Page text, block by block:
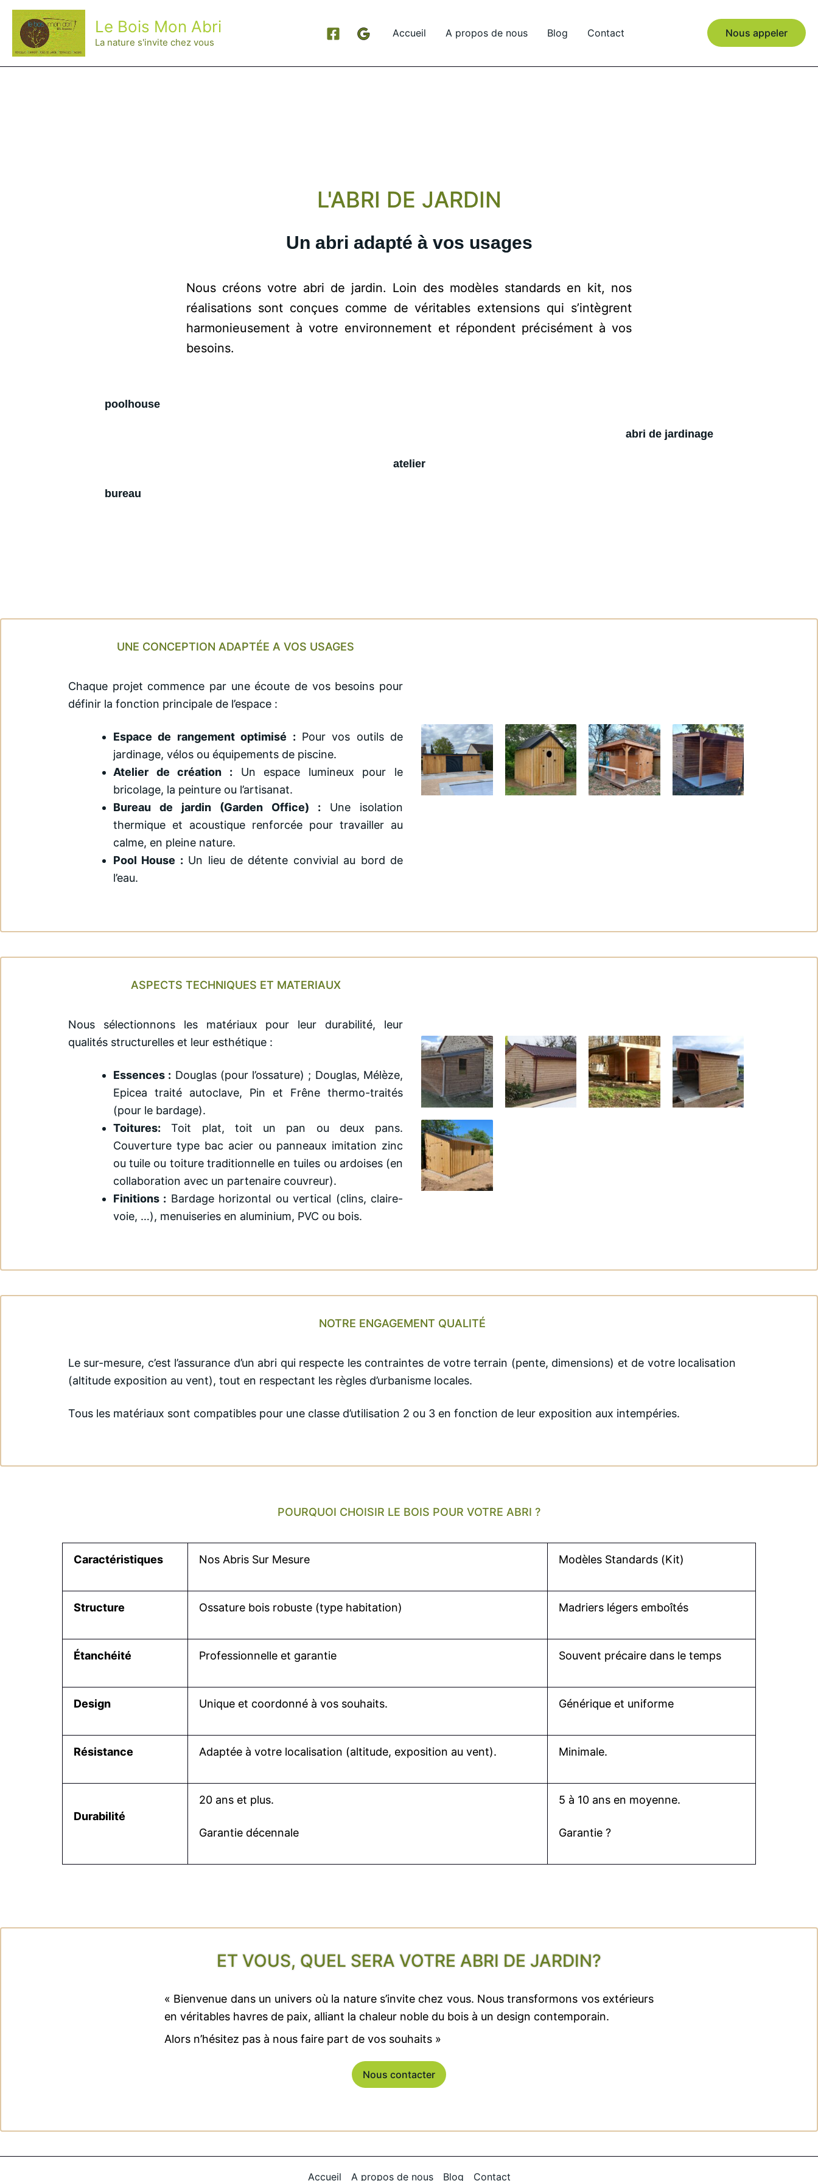
Aller
contenu
Le Bois Mon Abri
La nature s'invite chez vous
Accueil A propos de nous Blog Contact Nous appeler
L'ABRI DE JARDIN
Un abri adapté à vos usages
Nous créons votre abri de jardin. Loin des modèles standards en kit, nos
réalisations sont conçues comme de véritables extensions qui s’intègrent
harmonieusement à votre environnement et répondent précisément à vos
besoins.
poolhouse
abri de jardinage
atelier
bureau
UNE CONCEPTION ADAPTÉE A VOS USAGES
Chaque projet commence par une écoute de vos besoins pour
définir la fonction principale de l’espace :
Espace de rangement optimisé :Pour vos outils de
jardinage, vélos ou équipements de piscine.
Atelier de création :Un espace lumineux pour le
bricolage, la peinture ou l’artisanat.
Bureau de jardin (Garden Office) : Une isolation
thermique et acoustique renforcée pour travailler au
calme, en pleine nature.
Pool House :Un lieu de détente convivial au bord de
l’eau.
ASPECTS TECHNIQUES ET MATERIAUX
Nous sélectionnons les matériaux pour leur durabilité, leur
qualités structurelles et leur esthétique :
Essences : Douglas (pour l’ossature) ; Douglas, Mélèze,
Epicea traité autoclave, Pin et Frêne thermo-traités
(pour le bardage).
Toitures: Toit plat, toit un pan ou deux pans.
Couverture type bac acier ou panneaux imitation zinc
ou tuile ou toiture traditionnelle en tuiles ou ardoises (en
collaboration avec un partenaire couvreur).
Finitions : Bardage horizontal ou vertical (clins, claire-
voie, …), menuiseries en aluminium, PVC ou bois.
NOTRE ENGAGEMENT QUALITÉ
Le sur-mesure, c’est l’assurance d’un abri qui respecte les contraintes de votre terrain (pente, dimensions) et de votre localisation
(altitude exposition au vent), tout en respectant les règles d’urbanisme locales.
Tous les matériaux sont compatibles pour une classe d’utilisation 2 ou 3 en fonction de leur exposition aux intempéries.
POURQUOI CHOISIR LE BOIS POUR VOTRE ABRI ?
Caractéristiques Nos Abris Sur Mesure Modèles Standards (Kit)
Structure Ossature bois robuste (type habitation) Madriers légers emboîtés
Étanchéité Professionnelle et garantie Souvent précaire dans le temps
Design Unique et coordonné à vos souhaits. Générique et uniforme
Résistance Adaptée à votre localisation (altitude, exposition au vent). Minimale.
Durabilité
20 ans et plus.
Garantie décennale
5 à 10 ans en moyenne.
Garantie ?
ET VOUS, QUEL SERA VOTRE ABRI DE JARDIN?
« Bienvenue dans un univers où la nature s’invite chez vous. Nous transformons vos extérieurs
en véritables havres de paix, alliant la chaleur noble du bois à un design contemporain.
Alors n’hésitez pas à nous faire part de vos souhaits »
Nous contacter
Accueil A propos de nous Blog Contact